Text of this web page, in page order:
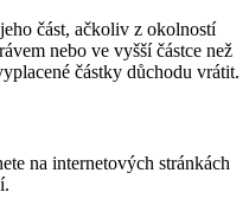
část, ačkoliv z okolností
nebo ve vyšší částce než
částky důchodu vrátit.
na internetových stránkách